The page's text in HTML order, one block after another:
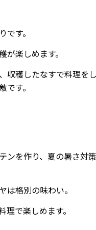
す。
楽しめます。
収穫したなすで料理を
す。
ンを作り、夏の暑さ対
は格別の味わい。
で楽しめます。